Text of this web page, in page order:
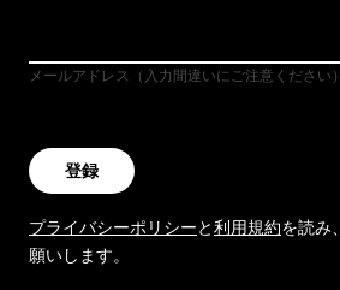
メールアドレス（入力間違いにご注意ください）
登録
プライバシーポリシーと利用規約を読み
願いします。